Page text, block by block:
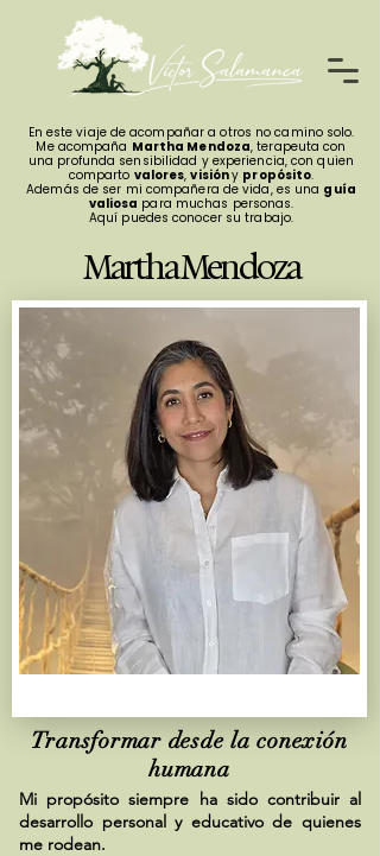
En este viaje de acompañar a otros no camino solo.
Me acompaña Martha Mendoza, terapeuta con
una profunda sensibilidad y experiencia, con quien
comparto valores,visióny propósito.
Además de ser mi compañera de vida, es una guía
valiosa para muchas personas.
Aquí puedes conocer su trabajo.
Martha Mendoza
Transformar desde la conexión
humana
Mi propósito siempre ha sido contribuir al
desarrollo personal y educativo de quienes
me rodean.